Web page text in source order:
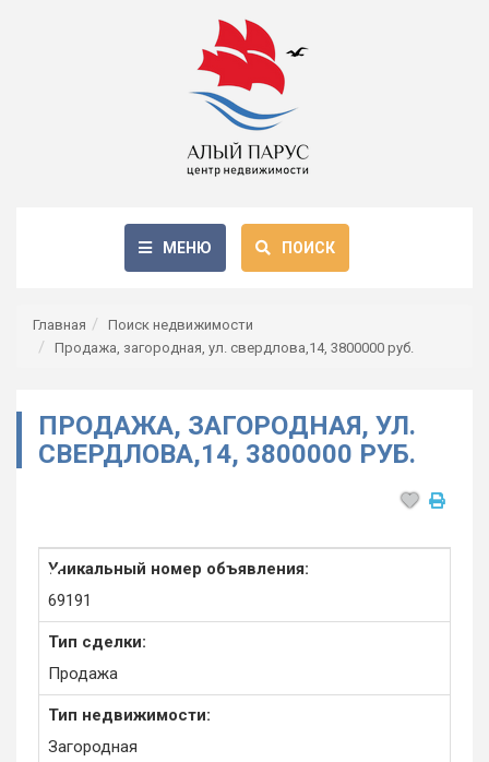
МЕНЮ ПОИСК
Главная
Поиск недвижимости
Продажа, загородная, ул. свердлова,14, 3800000 руб.
ПРОДАЖА, ЗАГОРОДНАЯ, УЛ.
СВЕРДЛОВА,14, 3800000 РУБ.
Уникальный номер объявления:
69191
Тип сделки:
Продажа
Тип недвижимости:
Загородная